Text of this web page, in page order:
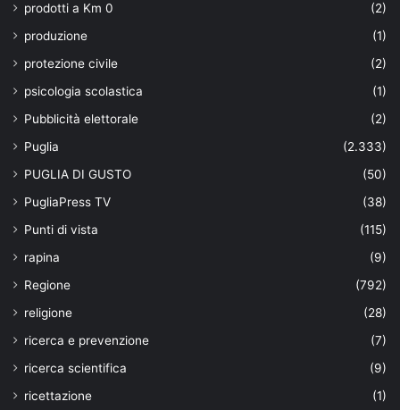
prodotti a Km 0
(2)
produzione
(1)
protezione civile
(2)
psicologia scolastica
(1)
Pubblicità elettorale
(2)
Puglia
(2.333)
PUGLIA DI GUSTO
(50)
PugliaPress TV
(38)
Punti di vista
(115)
rapina
(9)
Regione
(792)
religione
(28)
ricerca e prevenzione
(7)
ricerca scientifica
(9)
ricettazione
(1)